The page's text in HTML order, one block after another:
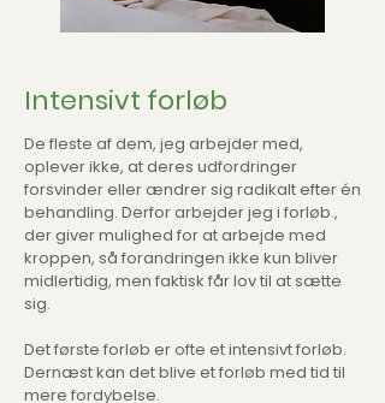
Intensivt forløb
De fleste af dem, jeg arbejder med,
oplever ikke, at deres udfordringer
forsvinder eller ændrer sig radikalt efter én
behandling. Derfor arbejder jeg i forløb.,
dergiver mulighed for at arbejde med
kroppen, så forandringen ikke kun bliver
midlertidig, men faktisk får lov til at sætte
sig.
Det første forløb er ofte et intensivt forløb.
Dernæst kan det blive et forløb med tid til
mere fordybelse.